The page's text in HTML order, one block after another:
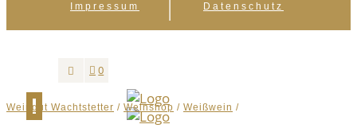
Impressum Datenschutz
0
Weingut Wachtstetter / Weinshop / Weißwein /